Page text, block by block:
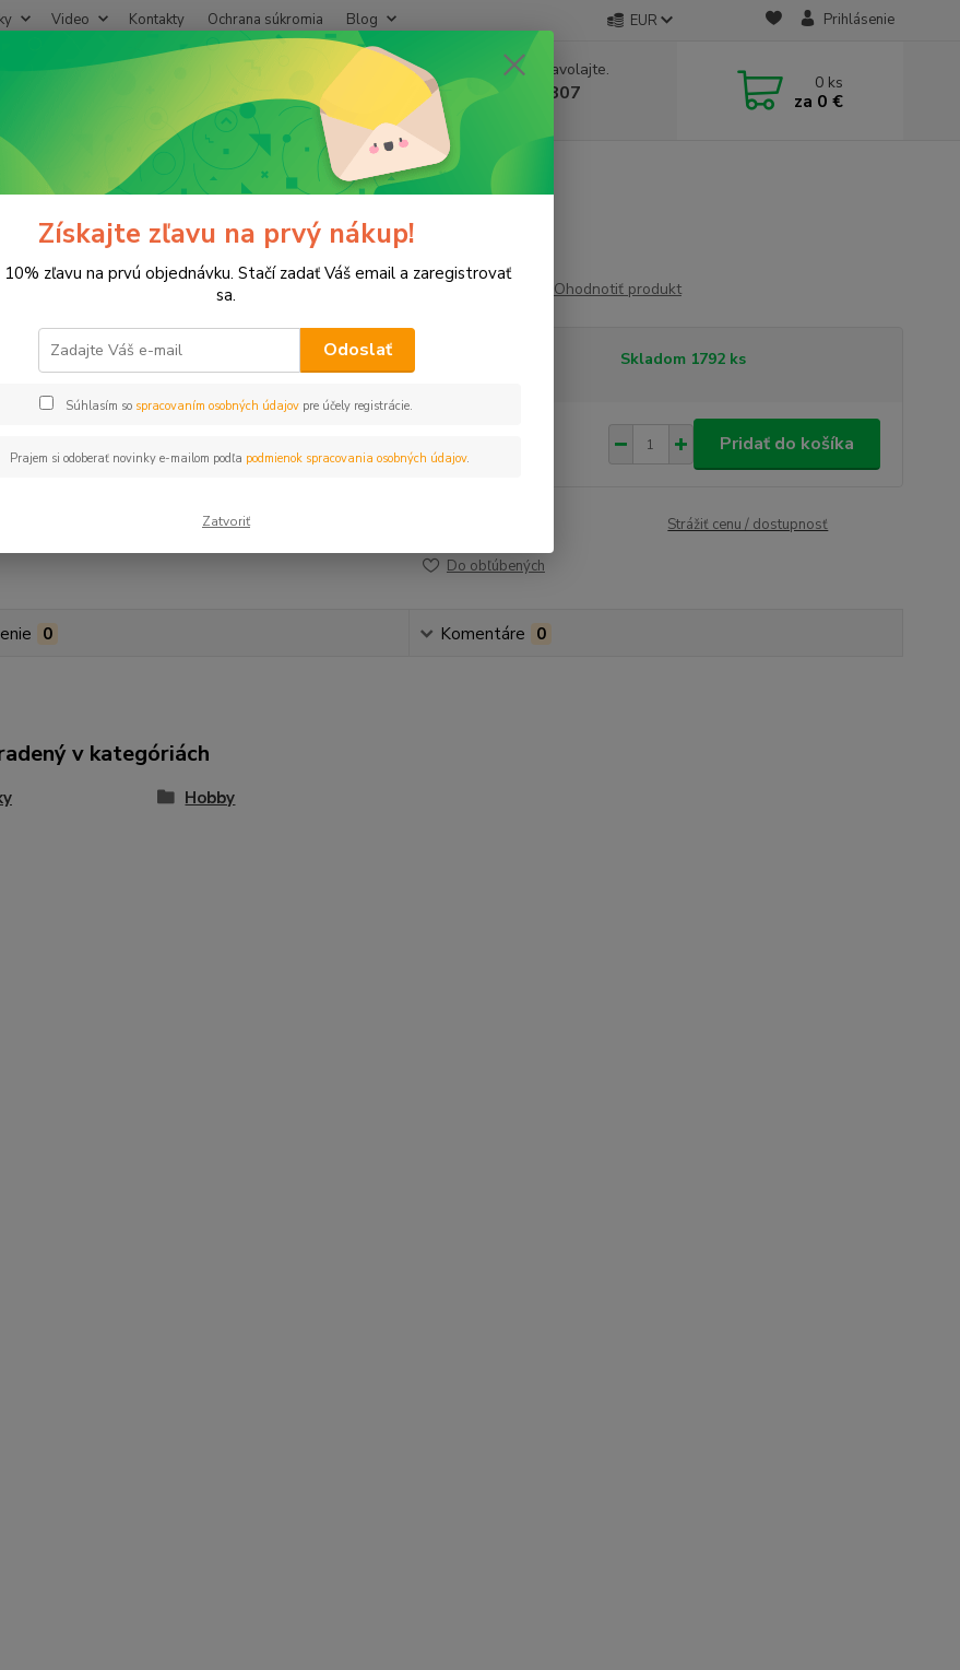
Video Kontakty Ochrana súkromia Blog EUR Prihlásenie
Neviete si rady? Zavolajte.
+421 911 131 807
(Po-Pia, 8-17 hod.)
0 ks
za 0 €
Spojka 20x20 HOBBY
20x20 HOBBY
Ohodnotiť produkt
Skladom 1792 ks
0,20 €
Pridať do košíka
Strážiť cenu / dostupnosť
Do obľúbených
0 Komentáre 0
v kategóriách
Hobby
Získajte zľavu na prvý nákup!
zľavu na prvú objednávku. Stačí zadať Váš email a zaregistrovať
sa.
Odoslať
Súhlasím so spracovaním osobných údajov pre účely registrácie.
Prajem si odoberať novinky e-mailom podľa podmienok spracovania osobných údajov.
Zatvoriť